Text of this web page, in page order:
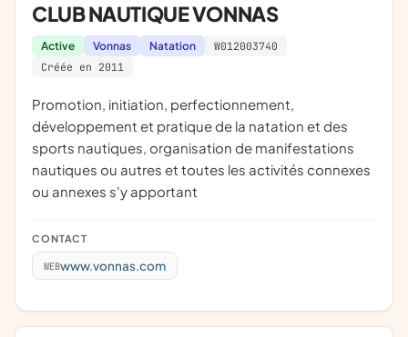
CLUB NAUTIQUE VONNAS
Active Vonnas Natation
W012003740
Créée en 2011
promotion, initiation, perfectionnement,
développement et pratique de la natation et des
sports nautiques, organisation de manifestations
nautiques ou autres et toutes les activités connexes
ou annexes s'y apportant
CONTACT
WEBwww.vonnas.com